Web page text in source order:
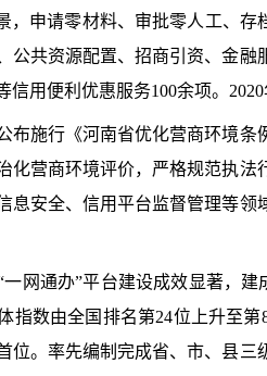
，申请零材料、审批零人工、
公共资源配置、招商引资、金
信用便利优惠服务100余项。
施行《河南省优化营商环境条
化营商环境评价，严格规范执
息安全、信用平台监督管理等
通办”平台建设成效显著，建
指数由全国排名第24位上升至
位。率先编制完成省、市、县